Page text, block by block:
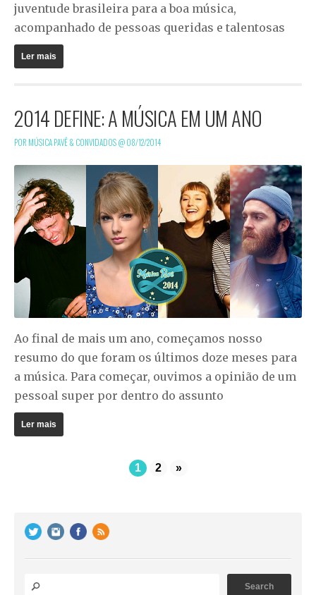
juventude brasileira para a boa música,
acompanhado de pessoas queridas e talentosas
Ler mais
2014 DEFINE: A MÚSICA EM UM ANO
POR MÚSICA PAVÊ & CONVIDADOS @08/12/2014
Ao final de mais um ano, começamos nosso
resumo do que foram os últimos doze meses para
a música. Para começar, ouvimos a opinião de um
pessoal super por dentro do assunto
Ler mais
1 2 »